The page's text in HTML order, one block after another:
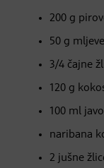
200 g
50 g
3/4 čajne
120 g
100 ml
naribana
2 jušne